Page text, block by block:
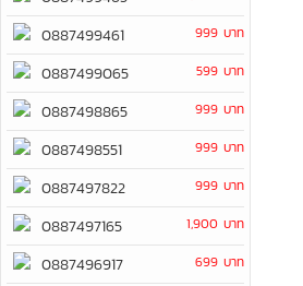
0887499461 999 บาท
0887499065 599 บาท
0887498865 999 บาท
0887498551 999 บาท
0887497822 999 บาท
0887497165 1,900 บาท
0887496917 699 บาท